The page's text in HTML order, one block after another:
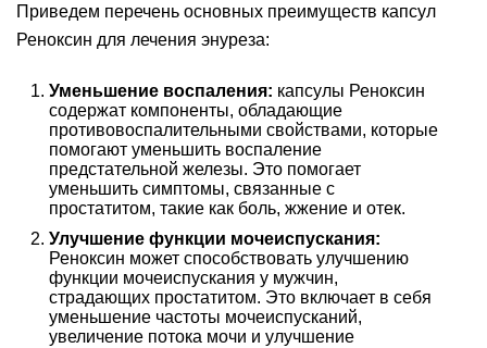
Приведем перечень основных преимуществ капсул
Реноксин для лечения энуреза:
Уменьшение воспаления: капсулы Реноксин
содержат компоненты, обладающие
противовоспалительными свойствами, которые
помогают уменьшить воспаление
предстательной железы. Это помогает
уменьшить симптомы, связанные с
простатитом, такие как боль, жжение и отек.
Улучшение функции мочеиспускания:
Реноксин может способствовать улучшению
функции мочеиспускания у мужчин,
страдающих простатитом. Это включает в себя
уменьшение частоты мочеиспусканий,
увеличение потока мочи и улучшение